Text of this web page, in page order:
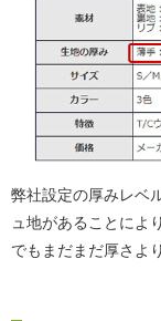
弊社設定の厚みレベ
ュ地があることによ
でもまだまだ厚さよ